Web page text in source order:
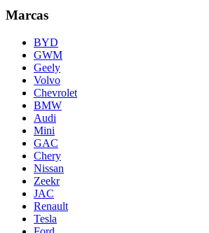
Marcas
BYD
GWM
Geely
Volvo
Chevrolet
BMW
Audi
Mini
GAC
Chery
Nissan
Zeekr
JAC
Renault
Tesla